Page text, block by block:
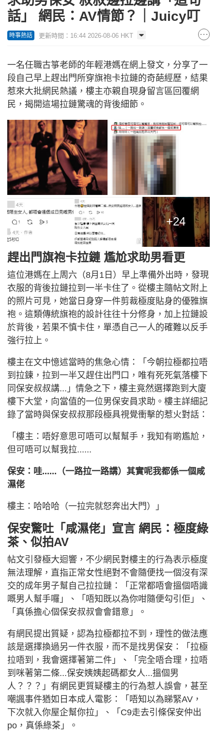
話」 網民：AV情節？｜Juicy叮
時事熱話 更新時間：16:44 2026-08-06 HKT
一名任職古箏老師的年輕港媽在網上發文，分享了一
段自己早上趕出門所穿旗袍卡拉鏈的奇葩經歷，結果
惹來大批網民熱議，樓主亦親自現身留言區回覆網
民，揭開這場拉鏈驚魂的背後細節。
+24
趕出門旗袍卡拉鏈 尷尬求助男看更
這位港媽在上周六（8月1日）早上準備外出時，發現
衣服的背後拉鏈拉到一半卡住了。從樓主隨帖文附上
的照片可見，她當日身穿一件剪裁極度貼身的優雅旗
袍。這類傳統旗袍的設計往往十分修身，加上拉鏈設
於背後，若果不慎卡住，單憑自己一人的確難以反手
強行拉上。
樓主在文中憶述當時的焦急心情：「今朝拉極都拉唔
到拉鍊，拉到一半又趕住出門口，唯有死死氣落樓下
同保安叔叔講...」情急之下，樓主竟然選擇跑到大廈
樓下大堂，向當值的一位男保安員求助。樓主詳細記
錄了當時與保安叔叔那段極具視覺衝擊的惹火對話：
「樓主：唔好意思可唔可以幫幫手，我知有啲尷尬，
但可唔可以幫我拉......
保安：哇......（一路拉一路講）其實呢我都係一個咸
濕佬
樓主：哈哈哈（一拉完就怒奔出大門）」
保安驚吐「咸濕佬」宣言 網民：極度綠
茶、似拍AV
帖文引發極大迴響，不少網民對樓主的行為表示極度
無法理解，直指正常女性絕對不會隨便找一個沒有深
交的成年男子幫自己拉拉鏈：「正常都唔會搵個唔識
嘅男人幫手囉」、「唔知既以為你咁隨便勾引佢」、
「真係擔心個保安叔叔會會錯意」。
有網民提出質疑，認為拉極都拉不到，理性的做法應
該是選擇換過另一件衣服，而不是找男保安：「拉極
拉唔到，我會選擇著第二件」、「完全唔合理，拉唔
到咪著第二條...保安姨姨起碼都女人...搵個男
人？？？」有網民更質疑樓主的行為惹人誤會，甚至
嘲諷事件猶如日本成人電影：「唔知以為睇緊AV，
下次就入你屋企幫你拉」、「C9走去引條保安仲出
po，真係綠茶」。